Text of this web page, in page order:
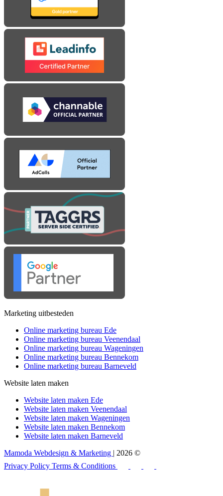
Marketing uitbesteden
Online marketing bureau Ede
Online marketing bureau Veenendaal
Online marketing bureau Wageningen
Online marketing bureau Bennekom
Online marketing bureau Barneveld
Website laten maken
Website laten maken Ede
Website laten maken Veenendaal
Website laten maken Wageningen
Website laten maken Bennekom
Website laten maken Barneveld
Mamoda Webdesign & Marketing | 2026 ©
Privacy Policy Terms & Conditions